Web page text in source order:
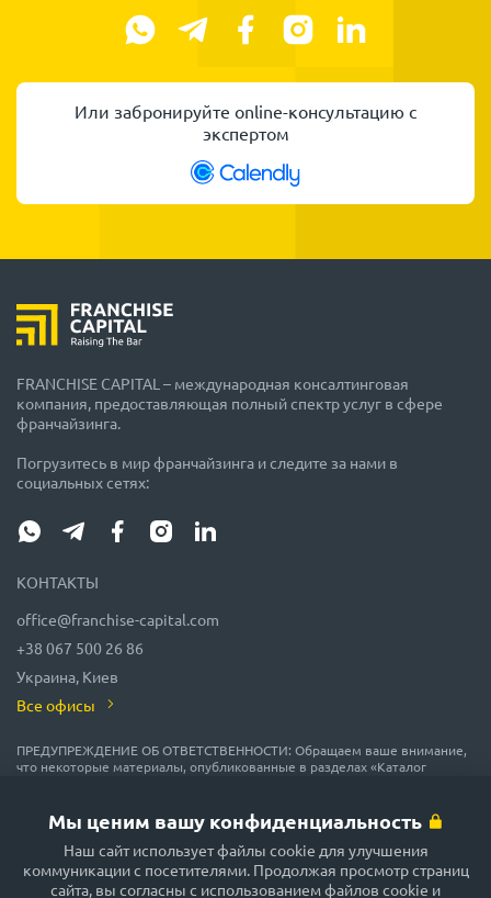
Или забронируйте online-консультацию с
экспертом
Мы ценим вашу конфиденциальность
Наш сайт использует файлы cookie для улучшения
коммуникации с посетителями. Продолжая просмотр страниц
сайта, вы согласны с использованием файлов cookie и
FRANCHISE CAPITAL – международная консалтинговая
компания, предоставляющая полный спектр услуг в сфере
франчайзинга.
Погрузитесь в мир франчайзинга и следите за нами в
социальных сетях:
КОНТАКТЫ
office@franchise-capital.com
+38 067 500 26 86
Украина, Киев
Все офисы
ПРЕДУПРЕЖДЕНИЕ ОБ ОТВЕТСТВЕННОСТИ: Обращаем ваше внимание,
что некоторые материалы, опубликованные в разделах «Каталог
рекламы или получены на безвозмездной основе из источников,
которые мы считаем надежными, но их точность и полнота не
гарантируются! В соответствии с законодательством, администрация
сайта FRANCHISE CAPITAL не гарантирует и не обещает в будущем
доходности никаких вложений, не дает гарантии надежности